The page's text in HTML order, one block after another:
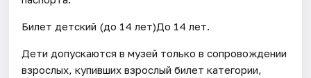
Билет детский (до 14 лет)До 14 лет.
Дети допускаются в музей только в сопровождении
взрослых, купивших взрослый билет категории,